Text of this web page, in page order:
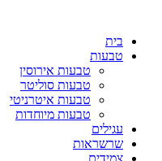
בית
טבעות
טבעות אירוסין
טבעות סוליטר
טבעות איטרניטי
טבעות מיוחדות
עגילים
שרשראות
צמידים